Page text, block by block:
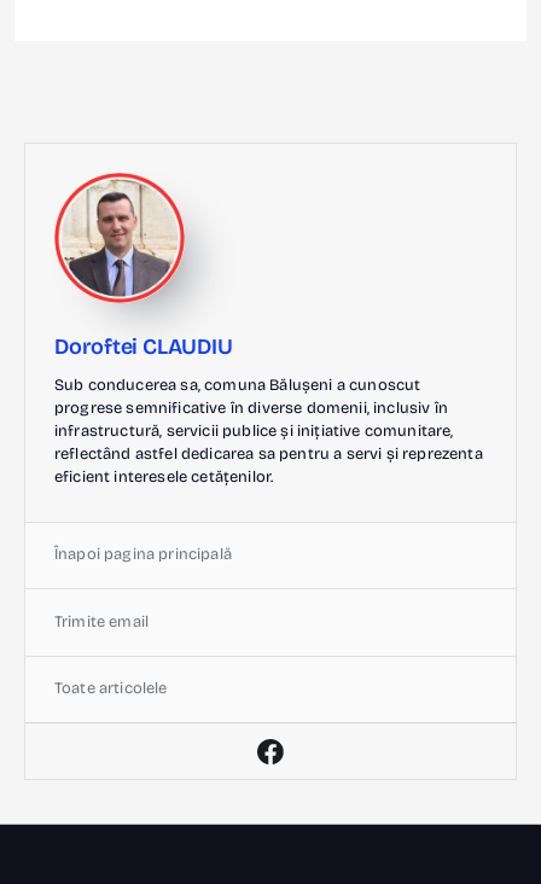
Doroftei CLAUDIU
Sub conducerea sa, comuna Bălușeni a cunoscut
progrese semnificative în diverse domenii, inclusiv în
infrastructură, servicii publice și inițiative comunitare,
reflectând astfel dedicarea sa pentru a servi și reprezenta
eficient interesele cetățenilor.
Înapoi pagina principală
Trimite email
Toate articolele